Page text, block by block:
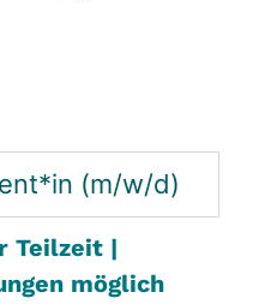
(m/w/d)
Teilzeit |
möglich